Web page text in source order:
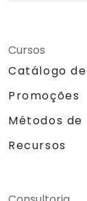
Cursos
Catálogo
Promoções
Métodos de
Recursos